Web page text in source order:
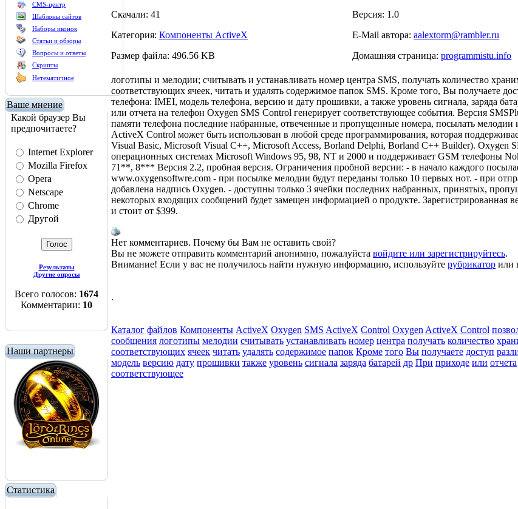
CMS-центр
Шаблоны сайтов
Наборы иконок
Статьи и обзоры
Вопросы и ответы
Скрипты
Нетематичное
Ваше мнение
Какой браузер Вы
предпочитаете?
Internet Explorer
Mozilla Firefox
Opera
Netscape
Chrome
Другой
Результаты
Другие опросы
Всего голосов: 1674
Комментарии: 10
Наши партнеры
Статистика
Скачали: 41
Категория: Компоненты ActiveX
Размер файла: 496.56 KB
Версия: 1.0
E-Mail автора:aalextorm@rambler.ru
Домашняя страница:programmistu.info
логотипы и мелодии; считывать и устанавливать номер центра SMS, получать количество
соответствующих ячеек, читать и удалять содержимое папок SMS. Кроме того, Вы получаете
телефона: IMEI, модель телефона, версию и дату прошивки, а также уровень сигнала, заряда
или отчета на телефон Oxygen SMS Control генерирует соответствующее события. Версия
памяти телефона последние набранные, отвеченные и пропущенные номера, посылать мелодии
ActiveX Control может быть использован в любой среде программирования, которая
Visual Basic, Microsoft Visual C++, Microsoft Access, Borland Delphi, Borland C++ Builder). Oxygen
операционных системах Microsoft Windows 95, 98, NT и 2000 и поддерживает GSM телефоны
71**, 8*** Версия 2.2, пробная версия. Ограничения пробной версии: - в начало каждого
www.oxygensoftwre.com - при посылке мелодии будут переданы только 10 первых нот. - при
добавлена надпись Oxygen. - доступны только 3 ячейки последних набранных, принятых,
некоторых входящих сообщений будет замещен информацией о продукте. Зарегистрированная
и стоит от $399.
Нет комментариев. Почему бы Вам не оставить свой?
Вы не можете отправить комментарий анонимно, пожалуйста войдите или зарегистрируйтесь.
Внимание! Если у вас не получилось найти нужную информацию, используйте рубрикатор или
.
Каталог файлов Компоненты ActiveX Oxygen SMS ActiveX Control Oxygen ActiveX Control
сообщения логотипы мелодии считывать устанавливать номер центра получать количество
соответствующих ячеек читать удалять содержимое папок Кроме того Вы получаете доступ
модель версию дату прошивки также уровень сигнала заряда батарей др При приходе или отчета
соответствующее